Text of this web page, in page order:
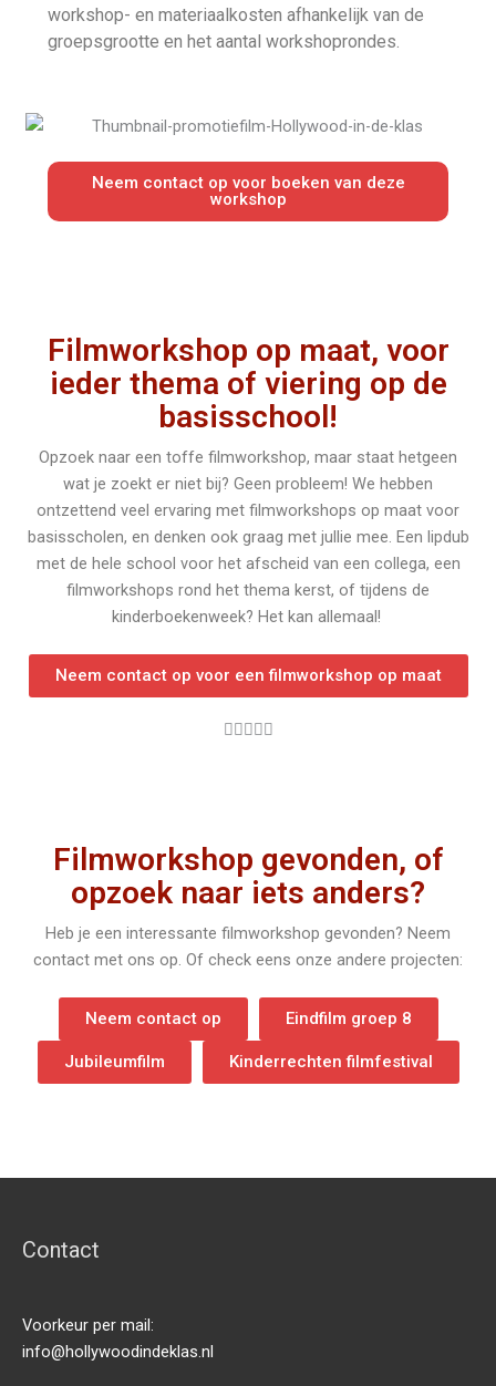
workshop- en materiaalkosten afhankelijk van de
groepsgrootte en het aantal workshoprondes.
Neem contact op voor boeken van deze
workshop
Filmworkshop op maat, voor
ieder thema of viering op de
basisschool!
Opzoek naar een toffe filmworkshop, maar staat hetgeen
wat je zoekt er niet bij? Geen probleem! We hebben
ontzettend veel ervaring met filmworkshops op maat voor
basisscholen, en denken ook graag met jullie mee. Een lipdub
met de hele school voor het afscheid van een collega, een
filmworkshops rond het thema kerst, of tijdens de
kinderboekenweek? Het kan allemaal!
Neem contact op voor een filmworkshop op maat
W
e
r
n
g
5
n
Filmworkshop gevonden, of
opzoek naar iets anders?
Heb je een interessante filmworkshop gevonden? Neem
contact met ons op. Of check eens onze andere projecten:
Neem contact op Eindfilm groep 8
Jubileumfilm Kinderrechten filmfestival
Contact
Voorkeur per mail:
info@hollywoodindeklas.nl